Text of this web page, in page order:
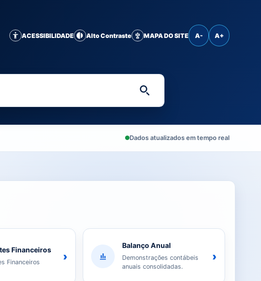
ACESSIBILIDADE Alto Contraste MAPA DO SITE A- A+
Digite uma palavra-
Dados atualizados em tempo real
Financeiros
Financeiros ›
Balanço Anual
Demonstrações contábeis
anuais consolidadas.
›